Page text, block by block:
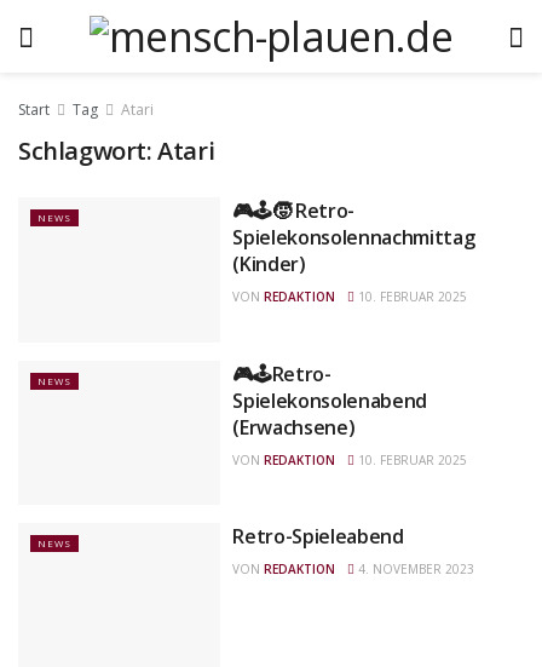
Start Tag Atari
Schlagwort:Atari
NEWS
🎮🕹️🧒 Retro-
Spielekonsolennachmittag
(Kinder)
VON REDAKTION 10. FEBRUAR 2025
NEWS
🎮🕹️Retro-
Spielekonsolenabend
(Erwachsene)
VON REDAKTION 10. FEBRUAR 2025
NEWS Retro-Spieleabend
VON REDAKTION 4. NOVEMBER 2023